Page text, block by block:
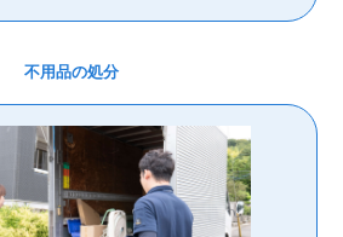
不用品の処分